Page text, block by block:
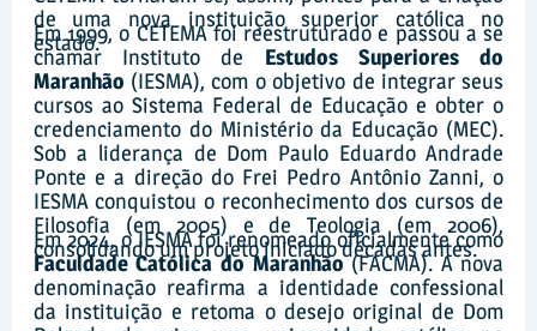
de uma nova instituição superior católica no
estado.
Em 1999, o CETEMA foi reestruturado e passou a se
chamar Instituto de Estudos Superiores do
Maranhão (IESMA), com o objetivo de integrar seus
cursos ao Sistema Federal de Educação e obter o
credenciamento do Ministério da Educação (MEC).
Sob a liderança de Dom Paulo Eduardo Andrade
Ponte e a direção do Frei Pedro Antônio Zanni, o
IESMA conquistou o reconhecimento dos cursos de
Filosofia (em 2005) e de Teologia (em 2006),
consolidando um projeto iniciado décadas antes.
Em 2024, o IESMA foi renomeado oficialmente como
Faculdade Católica do Maranhão(FACMA). A nova
denominação reafirma a identidade confessional
da instituição e retoma o desejo original de Dom